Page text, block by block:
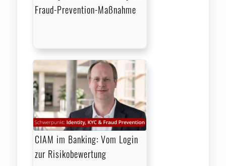
Fraud-Prevention-Maßnahme
CIAM im Banking: Vom Login
zur Risikobewertung